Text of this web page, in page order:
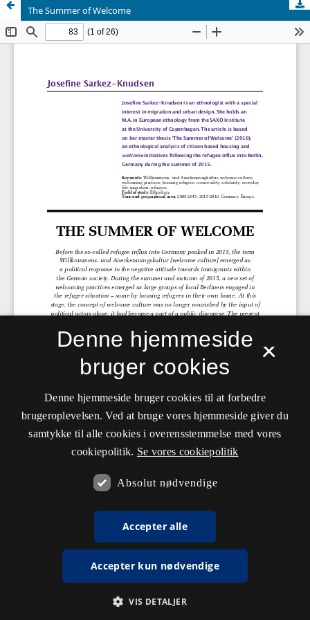
The Summer of Welcome
×
Denne hjemmeside
bruger cookies
Denne hjemmeside bruger cookies til at forbedre
brugeroplevelsen. Ved at bruge vores hjemmeside giver du
samtykke til alle cookies i overensstemmelse med vores
cookiepolitik. Se vores cookiepolitik
Absolut nødvendige
Accepter alle
Accepter kun nødvendige
VIS DETALJER